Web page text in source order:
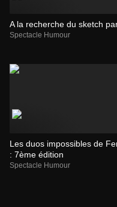
A la recherche du sketch
Spectacle Humour
Les duos impossibles de
: 7ème édition
Spectacle Humour